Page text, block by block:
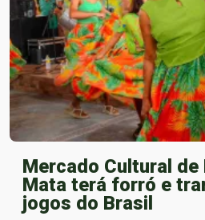
Mercado Cultural de
Mata terá forró e
jogos do Brasil